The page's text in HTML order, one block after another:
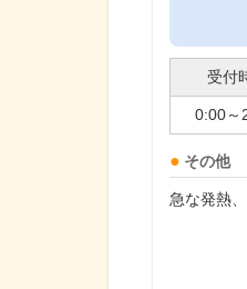
受付
0:00～
その他
急な発熱